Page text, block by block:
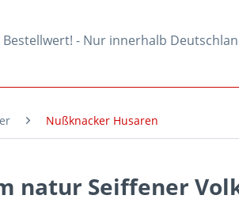
Bestellwert! - Nur innerhalb
Nußknacker Husaren
natur Seiffener